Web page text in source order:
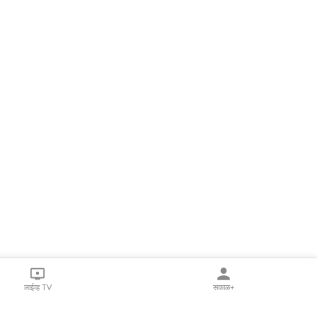
लाईव्ह TV सकाळ+